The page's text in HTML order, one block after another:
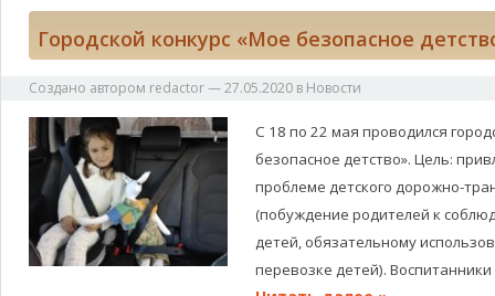
Городской конкурс «Мое безопасное
Создано автором redactor—27.05.2020 в Новости
С 18 по 22 мая проводился
безопасное детство». Цель:
проблеме детского дорожно-
(побуждение родителей к
детей, обязательному
перевозке детей).